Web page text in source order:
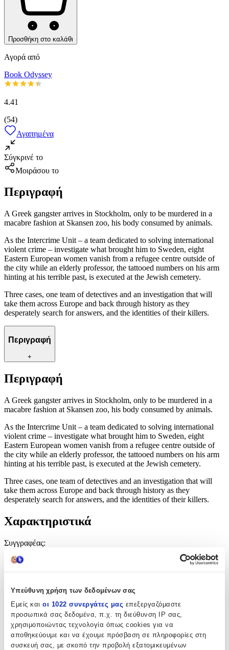
Υπεύθυνη χρήση των δεδομένων σας
Εμείς και οι 1022 συνεργάτες μας επεξεργαζόμαστε
προσωπικά σας δεδομένα, π.χ. τη διεύθυνση IP σας,
χρησιμοποιώντας τεχνολογία όπως cookies για να
αποθηκεύουμε και να έχουμε πρόσβαση σε πληροφορίες στη
συσκευή σας, με σκοπό την προβολή εξατομικευμένων
Προσθήκη στο καλάθι
Αγορά από
Book Odyssey
4.41
(54)
Αγαπημένα
Σύγκρινέ το
Μοιράσου το
Περιγραφή
A Greek gangster arrives in Stockholm, only to be murdered in a
macabre fashion at Skansen zoo, his body consumed by animals.
As the Intercrime Unit – a team dedicated to solving international
violent crime – investigate what brought him to Sweden, eight
Eastern European women vanish from a refugee centre outside of
the city while an elderly professor, the tattooed numbers on his arm
hinting at his terrible past, is executed at the Jewish cemetery.
Three cases, one team of detectives and an investigation that will
take them across Europe and back through history as they
desperately search for answers, and the identities of their killers.
Περιγραφή
+
Περιγραφή
A Greek gangster arrives in Stockholm, only to be murdered in a
macabre fashion at Skansen zoo, his body consumed by animals.
As the Intercrime Unit – a team dedicated to solving international
violent crime – investigate what brought him to Sweden, eight
Eastern European women vanish from a refugee centre outside of
the city while an elderly professor, the tattooed numbers on his arm
hinting at his terrible past, is executed at the Jewish cemetery.
Three cases, one team of detectives and an investigation that will
take them across Europe and back through history as they
desperately search for answers, and the identities of their killers.
Χαρακτηριστικά
Συγγραφέας:
Vintage
Αριθμός Σελίδων
368
Διαστάσεις :